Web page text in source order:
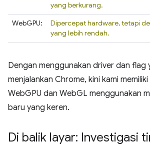
yang berkurang.
WebGPU:
Dipercepat hardware, tetapi
yang lebih rendah.
Dengan menggunakan driver dan flag
menjalankan Chrome, kini kami
WebGPU dan WebGL menggunakan
baru yang keren.
Di balik layar: Investigasi